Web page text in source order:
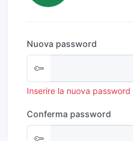
Nuova password
Inserire la nuova password
Conferma password